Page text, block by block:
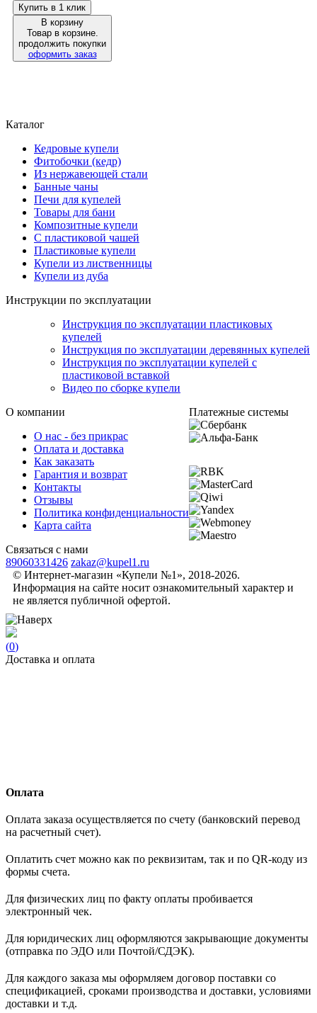
Купить в 1 клик
В корзину
Товар в корзине.
продолжить покупки
оформить заказ
Каталог
Кедровые купели
Фитобочки (кедр)
Из нержавеющей стали
Банные чаны
Печи для купелей
Товары для бани
Композитные купели
С пластиковой чашей
Пластиковые купели
Купели из лиственницы
Купели из дуба
Инструкции по эксплуатации
Инструкция по эксплуатации пластиковых
купелей
Инструкция по эксплуатации деревянных купелей
Инструкция по эксплуатации купелей с
пластиковой вставкой
Видео по сборке купели
О компании
О нас - без прикрас
Оплата и доставка
Как заказать
Гарантия и возврат
Контакты
Отзывы
Политика конфиденциальности
Карта сайта
Платежные системы
Связаться с нами
89060331426 zakaz@kupel1.ru
© Интернет-магазин «Купели №1», 2018-2026.
Информация на сайте носит ознакомительный характер и
не является публичной офертой.
(0)
Доставка и оплата
Оплата
Оплата заказа осуществляется по счету (банковский перевод
на расчетный счет).
Оплатить счет можно как по реквизитам, так и по QR-коду из
формы счета.
Для физических лиц по факту оплаты пробивается
электронный чек.
Для юридических лиц оформляются закрывающие документы
(отправка по ЭДО или Почтой/СДЭК).
Для каждого заказа мы оформляем договор поставки со
спецификацией, сроками производства и доставки, условиями
доставки и т.д.